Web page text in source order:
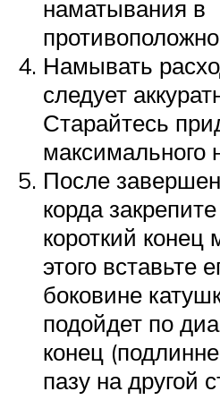
наматывания в
Намывать
следует
Старайтесь
максимального
После
корда
короткий
этого вставьте
боковине
подойдет по
конец
пазу на другой